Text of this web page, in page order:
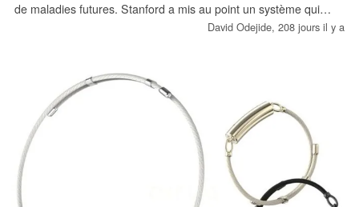
de maladies futures. Stanford a mis au point un système qui
utilise l'intelligence artificielle (IA) pour repérer des schémas
David Odejide, 208 jours il y a